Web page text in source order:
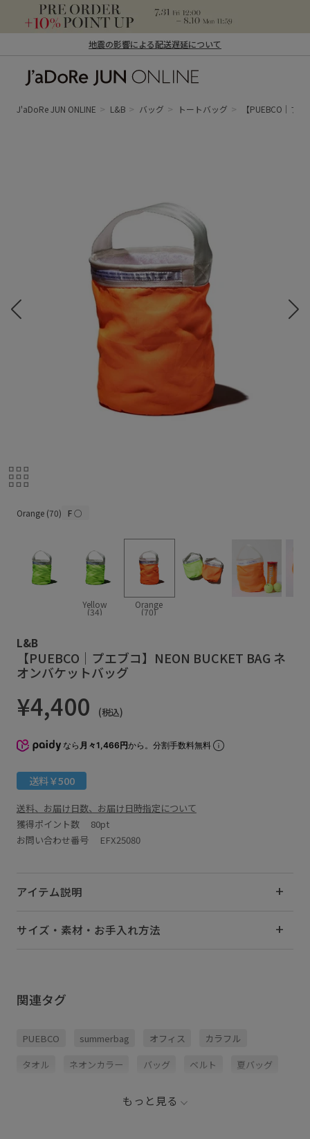
地震の影響による配送遅延について
ン オンライン）
J'aDoRe JUN ONLINE L&B バッグ トートバッグ 【PUEBCO｜プ
Orange (70) F○
Yellow
(34)
Orange
(70)
L&B
【PUEBCO｜プエブコ】NEON BUCKET BAG ネ
オンバケットバッグ
¥4,400 (税込)
なら 月々1,466円から。分割手数料無料
送料￥500
送料、お届け日数、お届け日時指定について
獲得ポイント数 80pt
お問い合わせ番号 EFX25080
アイテム説明
サイズ・素材・お手入れ方法
関連タグ
PUEBCO summerbag オフィス カラフル
タオル ネオンカラー バッグ ベルト 夏バッグ
もっと見る